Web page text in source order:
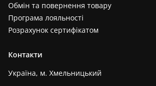
Обмін та повернення товару
Програма лояльності
Розрахунок сертифікатом
Контакти
Україна, м. Хмельницький